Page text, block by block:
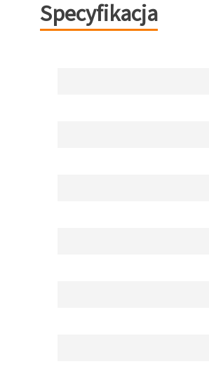
Specyfikacja